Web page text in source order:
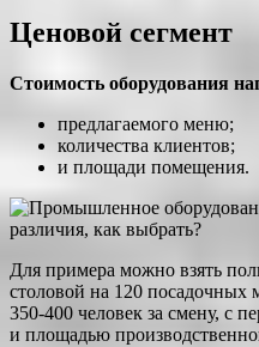
Ценовой сегмент
Стоимость оборудования
предлагаемого меню;
количества клиентов;
и площади помещения.
Для примера можно взять
столовой на 120 посадочных
350-400 человек за смену, с
и площадью